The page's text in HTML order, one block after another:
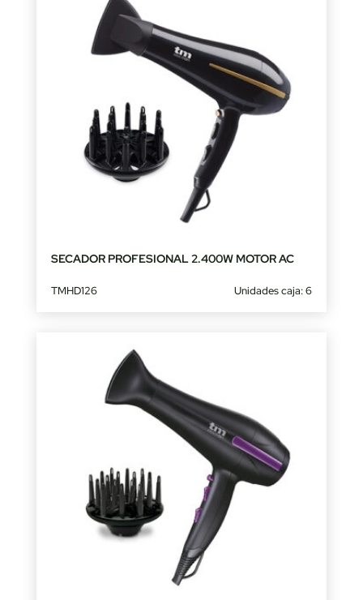
SECADOR PROFESIONAL 2.400W MOTOR AC
TMHD126 Unidades caja: 6